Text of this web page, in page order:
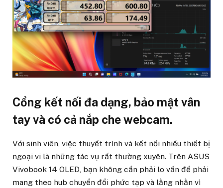
Cổng kết nối đa dạng, bảo mật vân
tay và có cả nắp che webcam.
Với sinh viên, việc thuyết trình và kết nối nhiều thiết bị
ngoại vi là những tác vụ rất thường xuyên. Trên ASUS
Vivobook 14 OLED, bạn không cần phải lo vấn đề phải
mang theo hub chuyển đổi phức tạp và lằng nhằn vì